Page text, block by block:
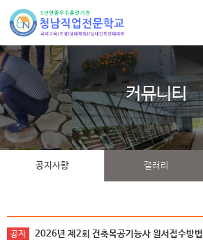
커뮤니티
공지사항 갤러리
공지 2026년 제2회 건축목공기능사 원서접수방법